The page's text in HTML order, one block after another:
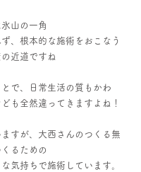
山の一角
、根本的な施術をおこなう
近道ですね
で、日常生活の質もかわ
も全然違ってきますよね！
すが、大西さんのつくる無
るための
気持ちで施術しています。